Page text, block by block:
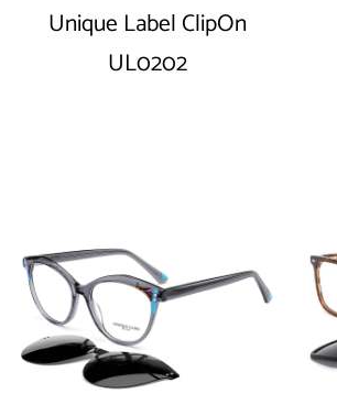
Unique Label ClipOn
UL0202